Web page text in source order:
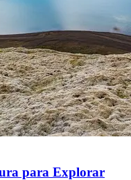
para Explorar